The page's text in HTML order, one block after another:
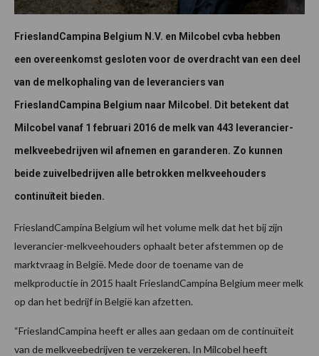
FrieslandCampina Belgium N.V. en Milcobel cvba hebben
een overeenkomst gesloten voor de overdracht van een deel
van de melkophaling van de leveranciers van
FrieslandCampina Belgium naar Milcobel. Dit betekent dat
Milcobel vanaf 1 februari 2016 de melk van 443 leverancier-
melkveebedrijven wil afnemen en garanderen. Zo kunnen
beide zuivelbedrijven alle betrokken melkveehouders
continuïteit bieden.
FrieslandCampina Belgium wil het volume melk dat het bij zijn
leverancier-melkveehouders ophaalt beter afstemmen op de
marktvraag in België. Mede door de toename van de
melkproductie in 2015 haalt FrieslandCampina Belgium meer melk
op dan het bedrijf in België kan afzetten.
“FrieslandCampina heeft er alles aan gedaan om de continuïteit
van de melkveebedrijven te verzekeren. In Milcobel heeft